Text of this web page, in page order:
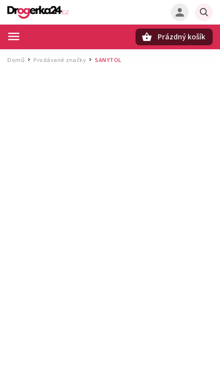
Prázdný košík
Domů / Prodávané značky / SANYTOL